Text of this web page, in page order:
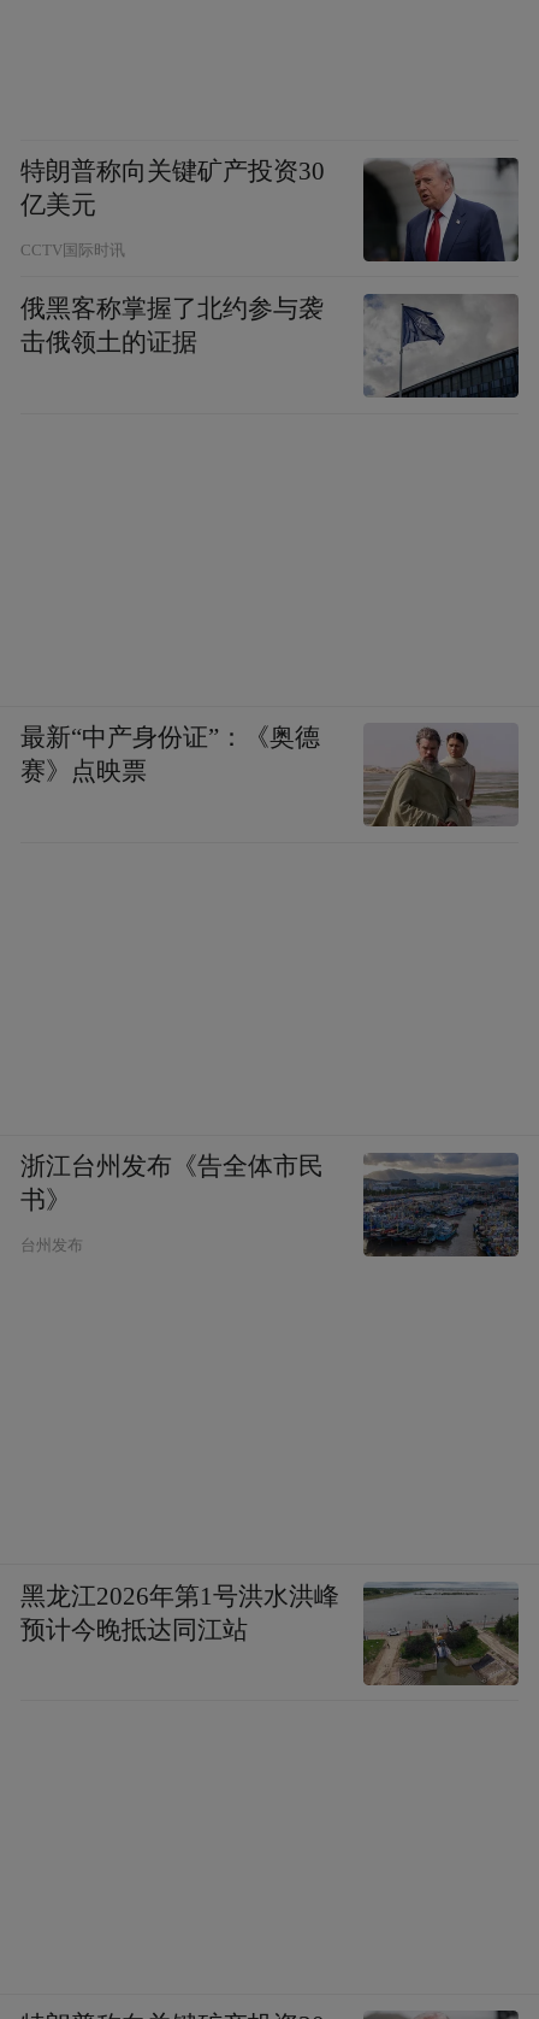
特朗普称向关键矿产投资30
亿美元
CCTV国际时讯
俄黑客称掌握了北约参与袭
击俄领土的证据
最新“中产身份证”：《奥德
赛》点映票
浙江台州发布《告全体市民
书》
台州发布
黑龙江2026年第1号洪水洪峰
预计今晚抵达同江站